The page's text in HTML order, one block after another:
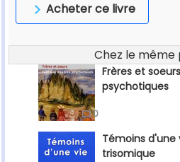
Acheter ce livre
Chez le
Frères et
psychotiques
0
Témoins d'une
trisomique